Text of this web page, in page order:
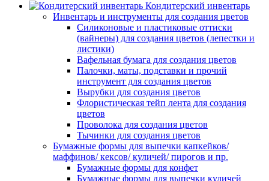
Кондитерский инвентарь
Инвентарь и инструменты для создания цветов
Силиконовые и пластиковые оттиски
(вайнеры) для создания цветов (лепестки и
листики)
Вафельная бумага для создания цветов
Палочки, маты, подставки и прочий
инструмент для создания цветов
Вырубки для создания цветов
Флористическая тейп лента для создания
цветов
Проволока для создания цветов
Тычинки для создания цветов
Бумажные формы для выпечки капкейков/
маффинов/ кексов/ куличей/ пирогов и пр.
Бумажные формы для конфет
Бумажные формы для выпечки куличей